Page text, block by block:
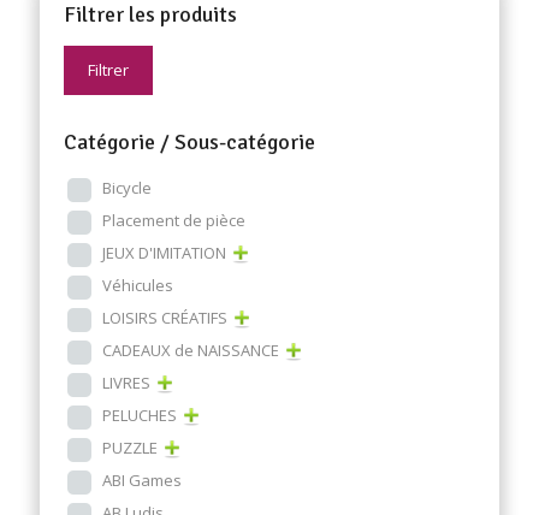
Filtrer les produits
Filtrer
Catégorie / Sous-catégorie
Bicycle
Placement de pièce
JEUX D'IMITATION
Véhicules
LOISIRS CRÉATIFS
CADEAUX de NAISSANCE
LIVRES
PELUCHES
PUZZLE
ABI Games